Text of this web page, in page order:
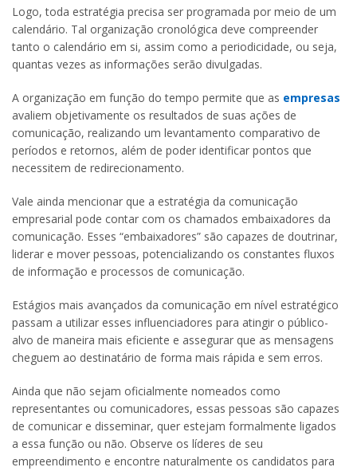
Logo, toda estratégia precisa ser programada por meio de um
calendário. Tal organização cronológica deve compreender
tanto o calendário em si, assim como a periodicidade, ou seja,
quantas vezes as informações serão divulgadas.
A organização em função do tempo permite que as empresas
avaliem objetivamente os resultados de suas ações de
comunicação, realizando um levantamento comparativo de
períodos e retornos, além de poder identificar pontos que
necessitem de redirecionamento.
Vale ainda mencionar que a estratégia da comunicação
empresarial pode contar com os chamados embaixadores da
comunicação. Esses “embaixadores” são capazes de doutrinar,
liderar e mover pessoas, potencializando os constantes fluxos
de informação e processos de comunicação.
Estágios mais avançados da comunicação em nível estratégico
passam a utilizar esses influenciadores para atingir o público-
alvo de maneira mais eficiente e assegurar que as mensagens
cheguem ao destinatário de forma mais rápida e sem erros.
Ainda que não sejam oficialmente nomeados como
representantes ou comunicadores, essas pessoas são capazes
de comunicar e disseminar, quer estejam formalmente ligados
a essa função ou não. Observe os líderes de seu
empreendimento e encontre naturalmente os candidatos para